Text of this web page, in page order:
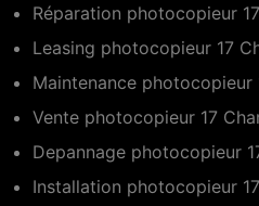
Réparation photocopieur
Leasing photocopieur 17
Maintenance photocopieur
Vente photocopieur 17
Depannage photocopieur
Installation photocopieur